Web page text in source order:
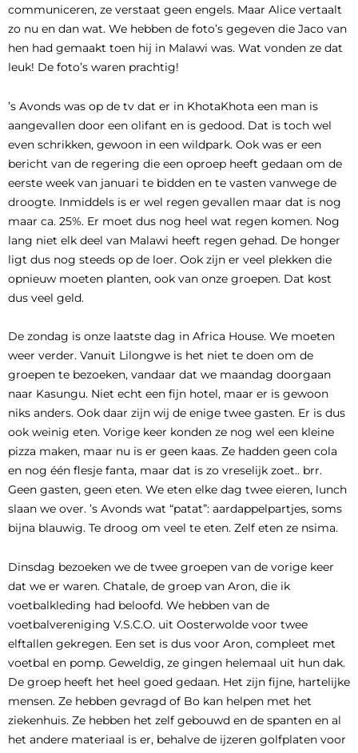
communiceren, ze verstaat geen engels. Maar Alice vertaalt
zo nu en dan wat. We hebben de foto’s gegeven die Jaco van
hen had gemaakt toen hij in Malawi was. Wat vonden ze dat
leuk! De foto’s waren prachtig!
’s Avonds was op de tv dat er in KhotaKhota een man is
aangevallen door een olifant en is gedood. Dat is toch wel
even schrikken, gewoon in een wildpark. Ook was er een
bericht van de regering die een oproep heeft gedaan om de
eerste week van januari te bidden en te vasten vanwege de
droogte. Inmiddels is er wel regen gevallen maar dat is nog
maar ca. 25%. Er moet dus nog heel wat regen komen. Nog
lang niet elk deel van Malawi heeft regen gehad. De honger
ligt dus nog steeds op de loer. Ook zijn er veel plekken die
opnieuw moeten planten, ook van onze groepen. Dat kost
dus veel geld.
De zondag is onze laatste dag in Africa House. We moeten
weer verder. Vanuit Lilongwe is het niet te doen om de
groepen te bezoeken, vandaar dat we maandag doorgaan
naar Kasungu. Niet echt een fijn hotel, maar er is gewoon
niks anders. Ook daar zijn wij de enige twee gasten. Er is dus
ook weinig eten. Vorige keer konden ze nog wel een kleine
pizza maken, maar nu is er geen kaas. Ze hadden geen cola
en nog één flesje fanta, maar dat is zo vreselijk zoet.. brr.
Geen gasten, geen eten. We eten elke dag twee eieren, lunch
slaan we over. ’s Avonds wat “patat”: aardappelpartjes, soms
bijna blauwig. Te droog om veel te eten. Zelf eten ze nsima.
Dinsdag bezoeken we de twee groepen van de vorige keer
dat we er waren. Chatale, de groep van Aron, die ik
voetbalkleding had beloofd. We hebben van de
voetbalvereniging V.S.C.O. uit Oosterwolde voor twee
elftallen gekregen. Een set is dus voor Aron, compleet met
voetbal en pomp. Geweldig, ze gingen helemaal uit hun dak.
De groep heeft het heel goed gedaan. Het zijn fijne, hartelijke
mensen. Ze hebben gevragd of Bo kan helpen met het
ziekenhuis. Ze hebben het zelf gebouwd en de spanten en al
het andere materiaal is er, behalve de ijzeren golfplaten voor